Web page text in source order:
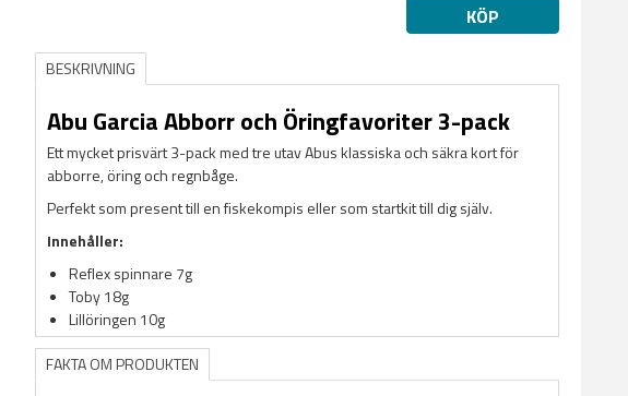
KÖP
BESKRIVNING
Abu Garcia Abborr och Öringfavoriter 3-pack
Ett mycket prisvärt 3-pack med tre utav Abus klassiska och säkra kort för
abborre, öring och regnbåge.
Perfekt som present till en fiskekompis eller som startkit till dig själv.
Innehåller:
Reflex spinnare 7g
Toby 18g
Lillöringen 10g
FAKTA OM PRODUKTEN